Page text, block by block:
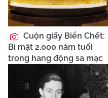
Cuộn giấy Biển Chết:
Bí mật 2.000 năm tuổi
trong hang động sa mạc